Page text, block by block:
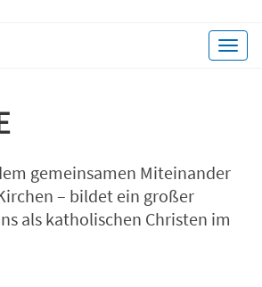
Toggle
gemeinsamen Miteinander
– bildet ein großer
als katholischen Christen im